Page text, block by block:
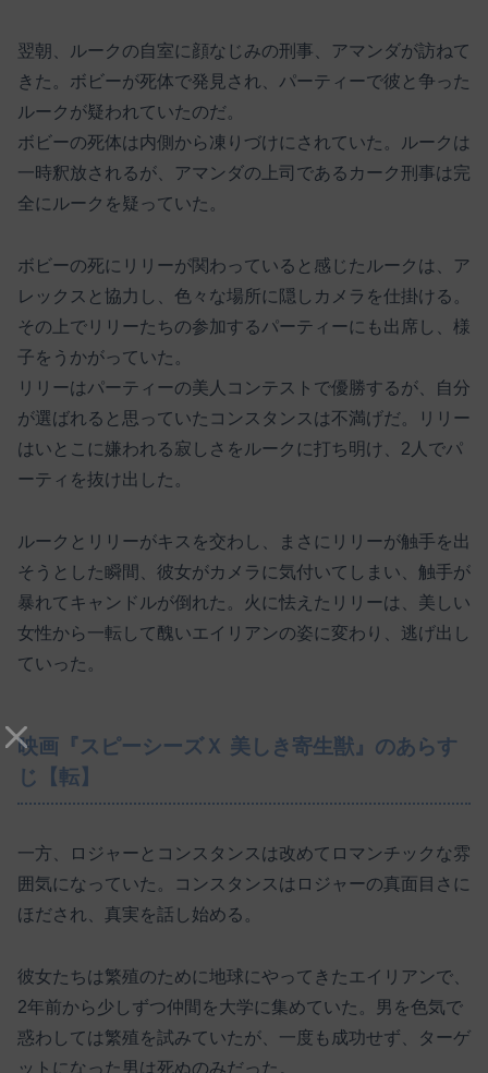
翌朝、ルークの自室に顔なじみの刑事、アマンダが訪ねて
きた。ボビーが死体で発見され、パーティーで彼と争った
ルークが疑われていたのだ。
ボビーの死体は内側から凍りづけにされていた。ルークは
一時釈放されるが、アマンダの上司であるカーク刑事は完
全にルークを疑っていた。
ボビーの死にリリーが関わっていると感じたルークは、ア
レックスと協力し、色々な場所に隠しカメラを仕掛ける。
その上でリリーたちの参加するパーティーにも出席し、様
子をうかがっていた。
リリーはパーティーの美人コンテストで優勝するが、自分
が選ばれると思っていたコンスタンスは不満げだ。リリー
はいとこに嫌われる寂しさをルークに打ち明け、2人でパ
ーティを抜け出した。
ルークとリリーがキスを交わし、まさにリリーが触手を出
そうとした瞬間、彼女がカメラに気付いてしまい、触手が
暴れてキャンドルが倒れた。火に怯えたリリーは、美しい
女性から一転して醜いエイリアンの姿に変わり、逃げ出し
ていった。
映画『スピーシーズＸ 美しき寄生獣』のあらす
じ【転】
一方、ロジャーとコンスタンスは改めてロマンチックな雰
囲気になっていた。コンスタンスはロジャーの真面目さに
ほだされ、真実を話し始める。
彼女たちは繁殖のために地球にやってきたエイリアンで、
2年前から少しずつ仲間を大学に集めていた。男を色気で
惑わしては繁殖を試みていたが、一度も成功せず、ターゲ
ットになった男は死ぬのみだった。